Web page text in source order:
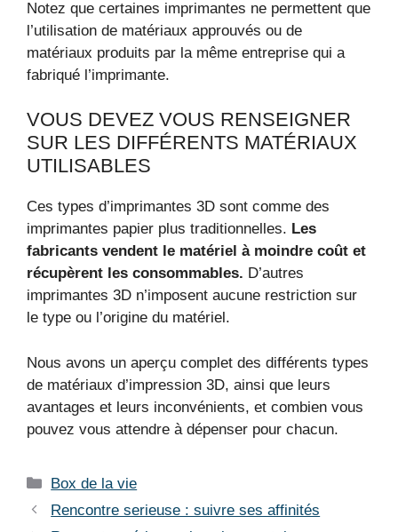
Notez que certaines imprimantes ne permettent que
l’utilisation de matériaux approuvés ou de
matériaux produits par la même entreprise qui a
fabriqué l’imprimante.
VOUS DEVEZ VOUS RENSEIGNER
SUR LES DIFFÉRENTS MATÉRIAUX
UTILISABLES
Ces types d’imprimantes 3D sont comme des
imprimantes papier plus traditionnelles. Les
fabricants vendent le matériel à moindre coût et
récupèrent les consommables. D’autres
imprimantes 3D n’imposent aucune restriction sur
le type ou l’origine du matériel.
Nous avons un aperçu complet des différents types
de matériaux d’impression 3D, ainsi que leurs
avantages et leurs inconvénients, et combien vous
pouvez vous attendre à dépenser pour chacun.
Catégories
Box de la vie
Rencontre serieuse : suivre ses affinités